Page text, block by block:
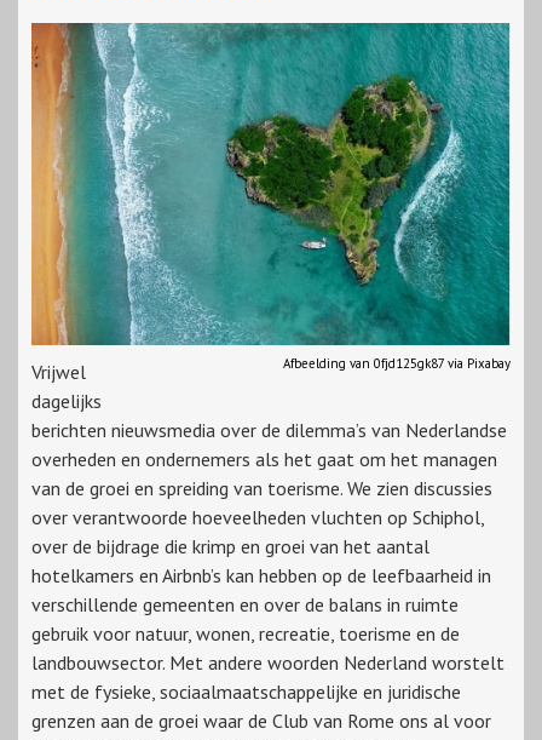
Afbeelding van 0fjd125gk87 via Pixabay
Vrijwel
dagelijks
berichten nieuwsmedia over de dilemma’s van Nederlandse
overheden en ondernemers als het gaat om het managen
van de groei en spreiding van toerisme. We zien discussies
over verantwoorde hoeveelheden vluchten op Schiphol,
over de bijdrage die krimp en groei van het aantal
hotelkamers en Airbnb’s kan hebben op de leefbaarheid in
verschillende gemeenten en over de balans in ruimte
gebruik voor natuur, wonen, recreatie, toerisme en de
landbouwsector. Met andere woorden Nederland worstelt
met de fysieke, sociaalmaatschappelijke en juridische
grenzen aan de groei waar de Club van Rome ons al voor